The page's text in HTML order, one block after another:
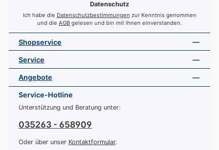
Datenschutz
Ich habe die Datenschutzbestimmungen zur Kenntnis genommen
und die AGB gelesen und bin mit ihnen einverstanden.
Shopservice
Service
Angebote
Service-Hotline
Unterstützung und Beratung unter:
035263 - 658909
Oder über unser Kontaktformular.